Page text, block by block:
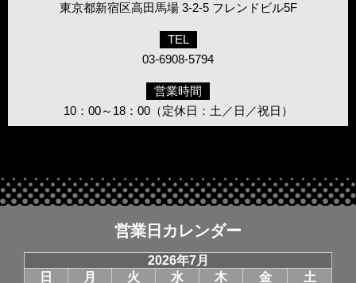
東京都新宿区高田馬場 3-2-5 フレンドビル5F
TEL
03-6908-5794
営業時間
10：00～18：00（定休日：土／日／祝日）
営業日カレンダー